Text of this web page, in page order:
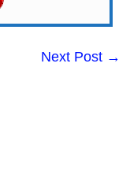
Next Post →